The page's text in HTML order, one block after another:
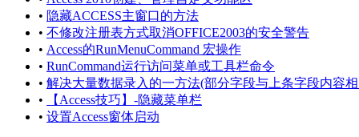
• 隐藏ACCESS主窗口的方法
• 不修改注册表方式取消OFFICE2003的安全警告
• Access的RunMenuCommand 宏操作
• RunCommand运行访问菜单或工具栏命令
• 解决大量数据录入的一方法(部分字段与上条字段内容
•
【Access技巧】-隐藏菜单栏
• 设置Access窗体启动